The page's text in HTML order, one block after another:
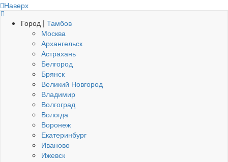
Наверх
Город | Тамбов
Москва
Архангельск
Астрахань
Белгород
Брянск
Великий Новгород
Владимир
Волгоград
Вологда
Воронеж
Екатеринбург
Иваново
Ижевск